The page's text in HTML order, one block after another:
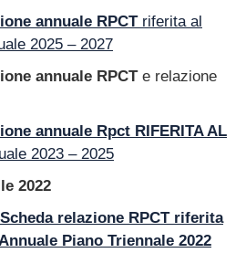
annuale RPCTriferita al
2025 – 2027
annuale RPCTe relazione
annuale Rpct RIFERITA AL
2023 – 2025
2022
relazione RPCT riferita
Piano Triennale 2022